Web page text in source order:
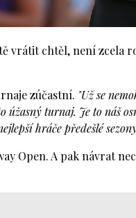
vrátit chtěl, není zcela
zúčastní. "Už se
úžasný turnaj. Je to náš
hráče předešlé
Open. A pak návrat